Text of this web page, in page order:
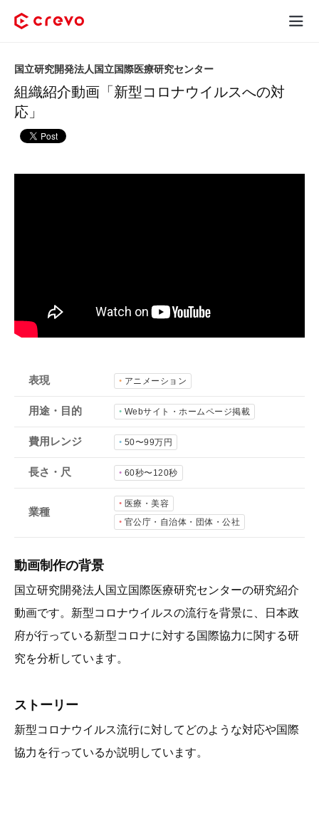
Crevoとは
採用コンテンツ制作
サービス
制作実績
会社概要
- 動画に関するご相談はこちら -
お問合わせ・無料見積もり
資料ダウンロード
組織紹介動画「新型コロナウイルスへの対
応」
国立研究開発法人国立国際医療研究センター
表現 アニメーション
用途・目的 Webサイト・ホームページ掲載
費用レンジ 50〜99万円
長さ・尺 60秒〜120秒
業種
医療・美容
官公庁・自治体・団体・公社
動画制作の背景
国立研究開発法人国立国際医療研究センターの研究紹介
動画です。新型コロナウイルスの流行を背景に、日本政
府が行っている新型コロナに対する国際協力に関する研
究を分析しています。
ストーリー
新型コロナウイルス流行に対してどのような対応や国際
協力を行っているか説明しています。